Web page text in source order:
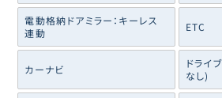
電動格納ドアミラー：キーレス
連動
ETC
カーナビ
ドライ
なし)